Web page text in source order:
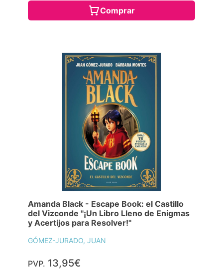
Comprar
Amanda Black - Escape Book: el Castillo
del Vizconde "¡Un Libro Lleno de Enigmas
y Acertijos para Resolver!"
GÓMEZ-JURADO, JUAN
PVP. 13,95€